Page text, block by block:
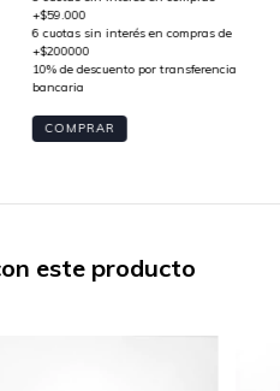
COMPRAR
este producto